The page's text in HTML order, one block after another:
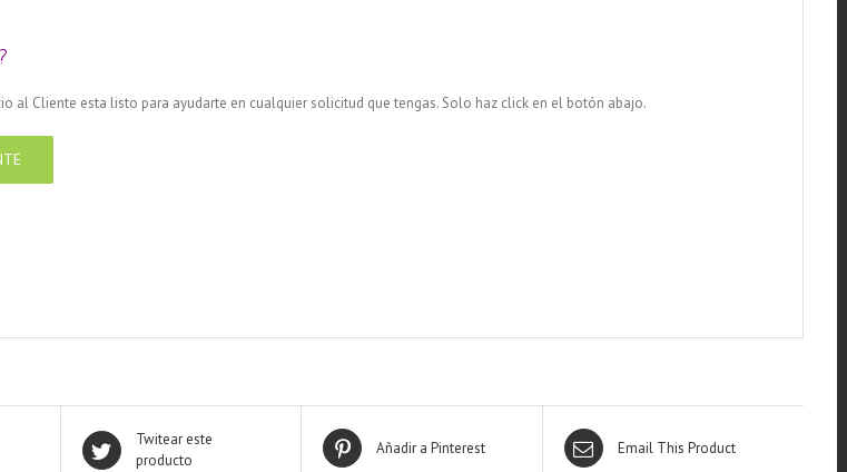
al Cliente esta listo para ayudarte en cualquier solicitud que tengas. Solo haz click en el botón abajo.
Twitear este
producto
Añadir a Pinterest Email This Product